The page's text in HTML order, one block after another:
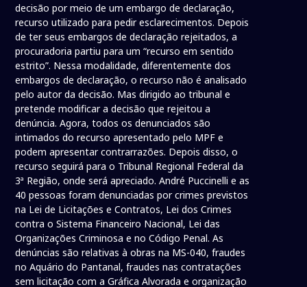
decisão por meio de um embargo de declaração,
recurso utilizado para pedir esclarecimentos. Depois
de ter seus embargos de declaração rejeitados, a
procuradoria partiu para um “recurso em sentido
estrito”. Nessa modalidade, diferentemente dos
embargos de declaração, o recurso não é analisado
pelo autor da decisão. Mas dirigido ao tribunal e
pretende modificar a decisão que rejeitou a
denúncia. Agora, todos os denunciados são
intimados do recurso apresentado pelo MPF e
podem apresentar contrarrazões. Depois disso, o
recurso seguirá para o Tribunal Regional Federal da
3ª Região, onde será apreciado. André Puccinelli e as
40 pessoas foram denunciadas por crimes previstos
na Lei de Licitações e Contratos, Lei dos Crimes
contra o Sistema Financeiro Nacional, Lei das
Organizações Criminosa e no Código Penal. As
denúncias são relativas à obras na MS-040, fraudes
no Aquário do Pantanal, fraudes nas contratações
sem licitação com a Gráfica Alvorada e organização